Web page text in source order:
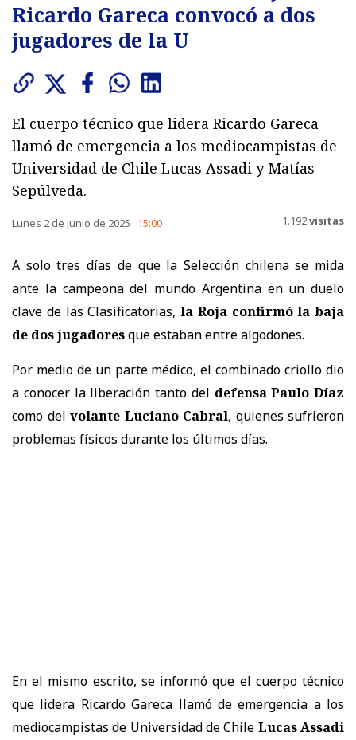
Ricardo Gareca convocó a dos
jugadores de la U
El cuerpo técnico que lidera Ricardo Gareca
llamó de emergencia a los mediocampistas de
Universidad de Chile Lucas Assadi y Matías
Sepúlveda.
Lunes 2 de junio de 2025 15:00 1.192visitas
A solo tres días de que la Selección chilena se mida
ante la campeona del mundo Argentina en un duelo
clave de las Clasificatorias, la Roja confirmó la baja
de dos jugadoresque estaban entre algodones.
Por medio de un parte médico, el combinado criollo dio
a conocer la liberación tanto del defensa Paulo Díaz
como del volante Luciano Cabral, quienes sufrieron
problemas físicos durante los últimos días.
En el mismo escrito, se informó que el cuerpo técnico
que lidera Ricardo Gareca llamó de emergencia a los
mediocampistas de Universidad de Chile Lucas Assadi